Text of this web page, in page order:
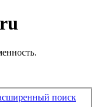
поиск